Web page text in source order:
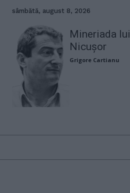
sâmbătă, august 8, 2026
Mineriada lui
Nicușor
Grigore Cartianu